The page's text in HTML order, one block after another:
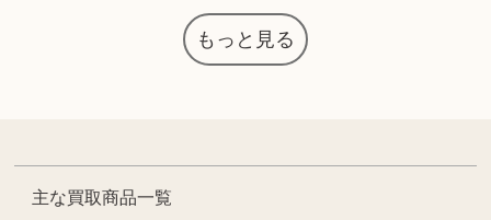
もっと見る
主な買取商品一覧